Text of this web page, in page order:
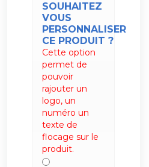
SOUHAITEZ
VOUS
PERSONNALISER
CE PRODUIT ?
Cette option
permet de
pouvoir
rajouter un
logo, un
numéro un
texte de
flocage sur le
produit.